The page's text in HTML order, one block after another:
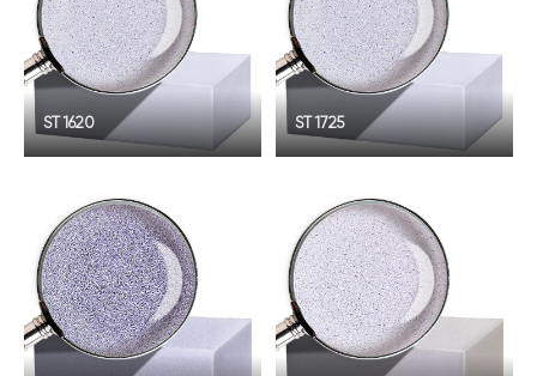
ST 1620 ST 1725